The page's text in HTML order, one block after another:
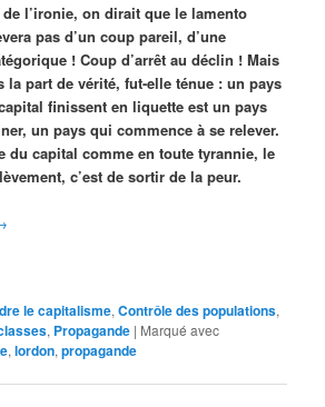
l’ironie, on dirait que le lamento
pas d’un coup pareil, d’une
! Coup d’arrêt au déclin ! Mais
la part de vérité, fut-elle ténue : un pays
finissent en liquette est un pays
un pays qui commence à se relever.
du capital comme en toute tyrannie, le
c’est de sortir de la peur.
le capitalisme,Contrôle des populations,
, Propagande | Marqué avec
,lordon,propagande